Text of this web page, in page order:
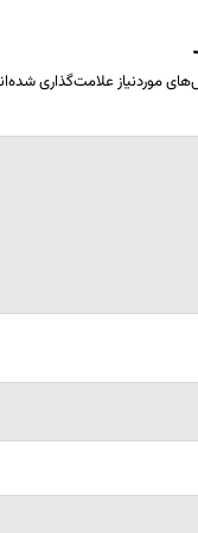
موردنیاز علامت‌گذاری